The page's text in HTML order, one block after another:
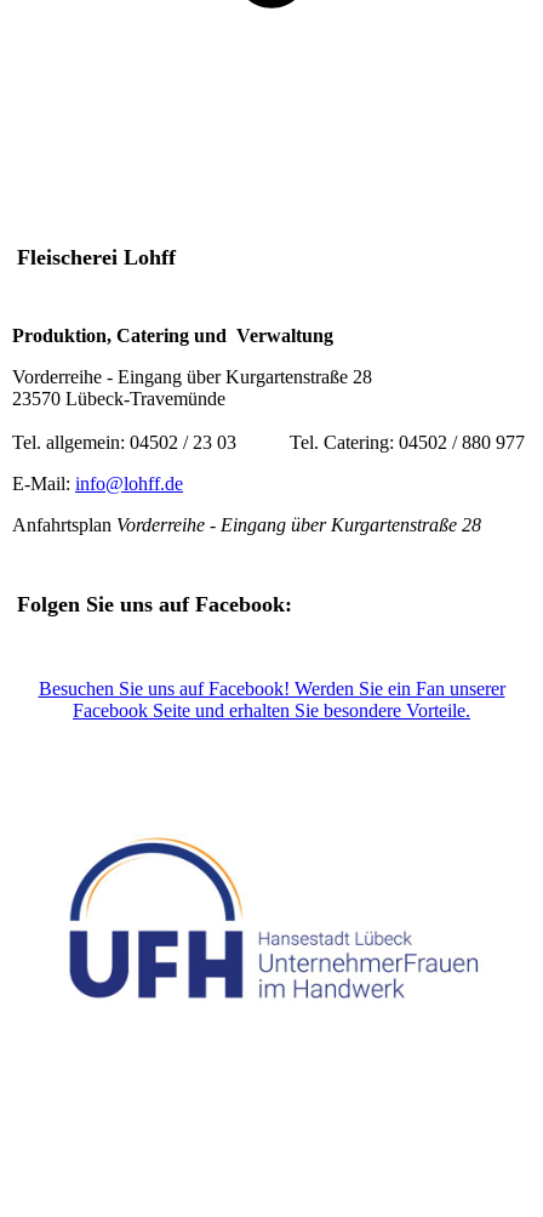
Fleischerei Lohff
Produktion, Catering und Verwaltung
Vorderreihe - Eingang über Kurgartenstraße 28
23570 Lübeck-Travemünde
Tel. allgemein: 04502 / 23 03 Tel. Catering: 04502 / 880 977
E-Mail: info@lohff.de
Anfahrtsplan Vorderreihe - Eingang über Kurgartenstraße 28
Folgen Sie uns auf Facebook:
Besuchen Sie uns auf Facebook! Werden Sie ein Fan unserer
Facebook Seite und erhalten Sie besondere Vorteile.